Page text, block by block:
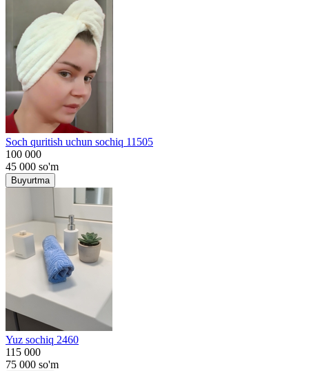
Soch quritish uchun sochiq 11505
100 000
45 000 so'm
Buyurtma
Yuz sochiq 2460
115 000
75 000 so'm